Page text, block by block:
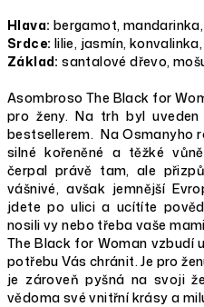
Hlava: bergamot,
Srdce: lilie, jasmín,
Základ: santalové dřevo,
Asombroso The Black for
pro ženy. Na trh byl
bestsellerem. Na Osmanyho
silné kořeněné a těžké
čerpal právě tam, ale
vášnivé, avšak jemnější
jdete po ulici a ucítíte
nosili vy nebo třeba vaše
The Black for Woman vzbudí
potřebu Vás chránit. Je pro
je zároveň pyšná na svoji
vědoma své vnitřní krásy a